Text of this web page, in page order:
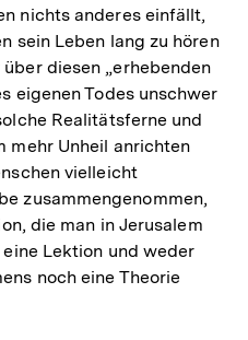
nichts anderes einfällt,
sein Leben lang zu hören
diesen „erhebenden
eigenen Todes unschwer
Realitätsferne und
mehr Unheil anrichten
vielleicht
zusammengenommen,
die man in Jerusalem
Lektion und weder
noch eine Theorie